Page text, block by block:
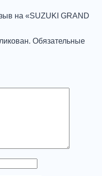
на «SUZUKI GRAND
Обязательные